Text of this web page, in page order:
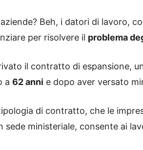
aziende? Beh, i datori di lavoro,
per risolvere il problema
il contratto di espansione,
a 62 anni e dopo aver versato
di contratto, che le
sede ministeriale, consente ai